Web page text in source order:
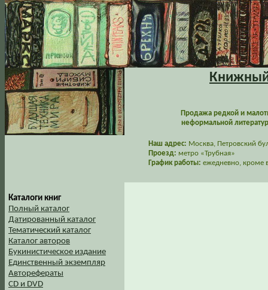
Книжный
Продажа редкой и
неформальной
Наш адрес: Москва, Петровский
Проезд: метро «Трубная»
График работы: ежедневно, кроме
Каталоги книг
Полный каталог
Датированный каталог
Тематический каталог
Каталог авторов
Букинистическое издание
Единственный экземпляр
Авторефераты
CD и DVD